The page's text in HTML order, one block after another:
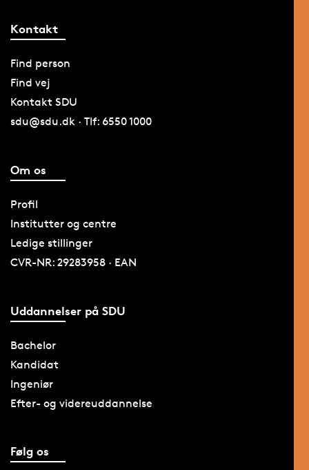
Kontakt
Find person
Find vej
Kontakt SDU
sdu@sdu.dk · Tlf: 6550 1000
Om os
Profil
Institutter og centre
Ledige stillinger
CVR-NR: 29283958 · EAN
Uddannelser på SDU
Bachelor
Kandidat
Ingeniør
Efter- og videreuddannelse
Følg os